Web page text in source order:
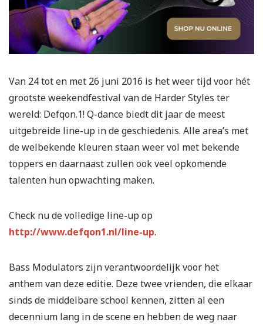
Van 24 tot en met 26 juni 2016 is het weer tijd voor hét
grootste weekendfestival van de Harder Styles ter
wereld: Defqon.1! Q-dance biedt dit jaar de meest
uitgebreide line-up in de geschiedenis. Alle area’s met
de welbekende kleuren staan weer vol met bekende
toppers en daarnaast zullen ook veel opkomende
talenten hun opwachting maken.
Check nu de volledige line-up op
http://www.defqon1.nl/line-up.
Bass Modulators zijn verantwoordelijk voor het
anthem van deze editie. Deze twee vrienden, die elkaar
sinds de middelbare school kennen, zitten al een
decennium lang in de scene en hebben de weg naar